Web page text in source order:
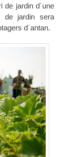
de jardin d´une
de jardin sera
d´antan.